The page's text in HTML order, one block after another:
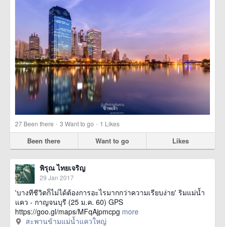
27 Been there · 3 Want to go · 1 Likes
Been there Want to go Likes
พิรุณ ไทยเจริญ
29 Jan 2017
'บางทีชีวิตก็ไม่ได้ต้องการอะไรมากกว่าความเรียบง่าย' ริมแม่น้ำ
แคว - กาญจนบุรี (25 ม.ค. 60) GPS
https://goo.gl/maps/MFqAjpmcpg more
สะพานข้ามแม่น้ำแควใหญ่